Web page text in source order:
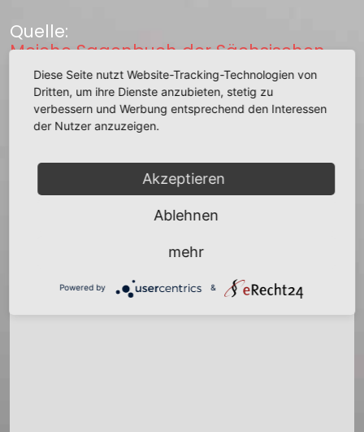
Quelle:
Meiche Sagenbuch der Sächsischen
Schweiz und ihrer Randgebiete
zurück
Diese Seite nutzt Website-Tracking-Technologien von
Dritten, um ihre Dienste anzubieten, stetig zu
verbessern und Werbung entsprechend den Interessen
der Nutzer anzuzeigen.
Akzeptieren
Ablehnen
mehr
Powered by &